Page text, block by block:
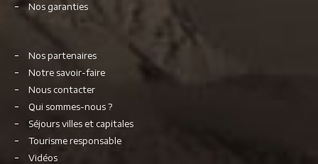
Nos garanties
Nos partenaires
Notre savoir-faire
Nous contacter
Qui sommes-nous ?
Séjours villes et capitales
Tourisme responsable
Vidéos